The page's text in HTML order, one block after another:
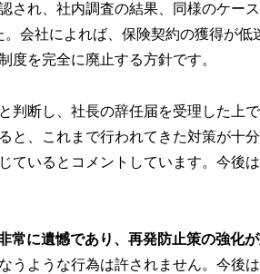
され、社内調査の結果、同様のケー
会社によれば、保険契約の獲得が低
度を完全に廃止する方針です。
判断し、社長の辞任届を受理した上
、これまで行われてきた対策が十
ているとコメントしています。今後
に遺憾であり、再発防止策の強化が
うような行為は許されません。今後